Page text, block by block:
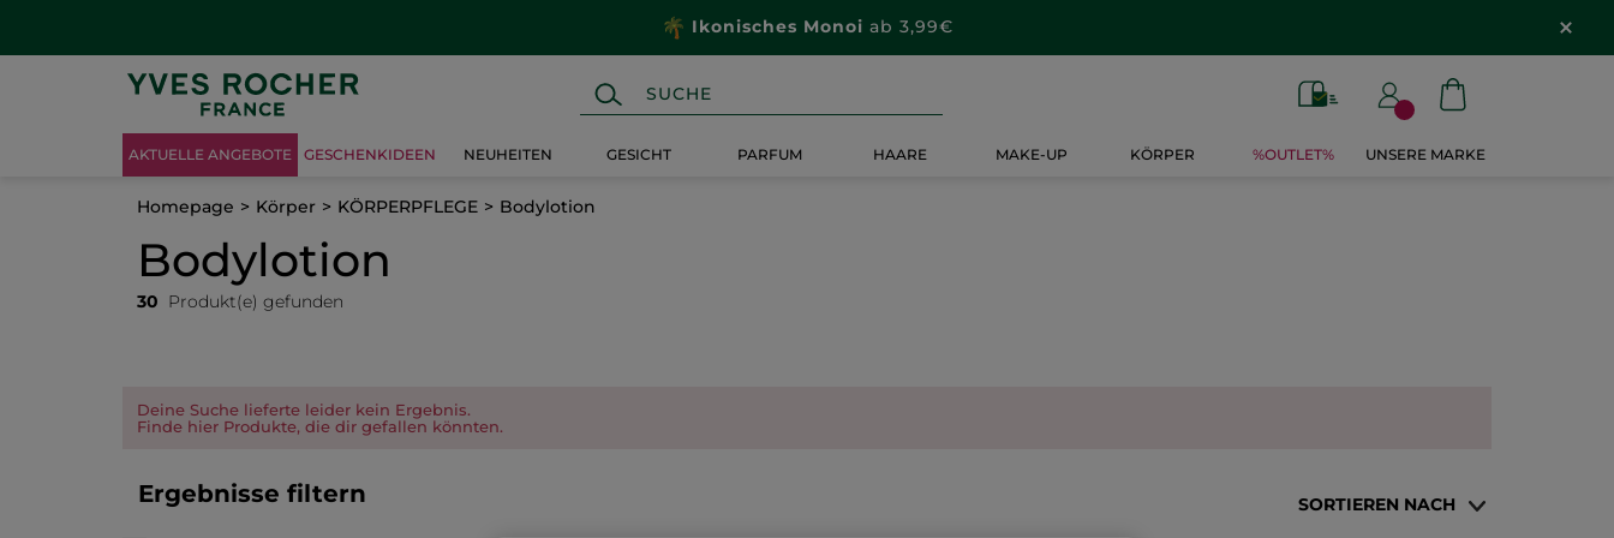
Ikonisches Monoi ab 3,99€
AKTUELLE ANGEBOTE GESCHENKIDEEN NEUHEITEN GESICHT PARFUM HAARE MAKE-UP KÖRPER %OUTLET% UNSERE MARKE
Homepage Körper KÖRPERPFLEGE Bodylotion
Bodylotion
30 Produkt(e) gefunden
Deine Suche lieferte leider kein Ergebnis.
Finde hier Produkte, die dir gefallen könnten.
Ergebnisse filtern SORTIEREN NACH